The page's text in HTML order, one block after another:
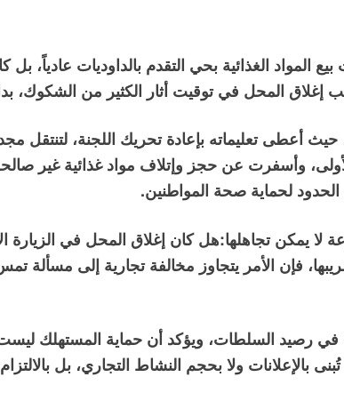
الغذائية بحي التقدم بالداوديات عادياً،
إغلاق المحل في توقيت أثار الكثير من
أعطى تعليماته بإعادة تحريك اللجنة، لتنتقل
وأسفرت عن حجز وإتلاف مواد غذائية غير
لحماية صحة المواطنين.
لا يمكن تجاهلها:هل كان إغلاق المحل في
فإن الأمر يتجاوز مخالفة تجارية إلى مسألة
في رصيد السلطات، ويؤكد أن حماية المستهلك
بالإعلانات ولا بحجم النشاط التجاري، بل